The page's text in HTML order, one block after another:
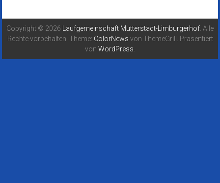
Copyright © 2026 Laufgemeinschaft Mutterstadt-Limburgerhof . Alle
Rechte vorbehalten. Theme: ColorNews von ThemeGrill. Präsentiert
von WordPress